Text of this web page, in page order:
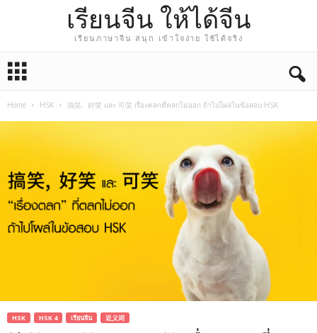
เรียนจีน ให้ได้จีน
เรียนภาษาจีน สนุก เข้าใจง่าย ใช้ได้จริง
Home HSK 搞笑, 好笑 และ 可笑 เรื่องตลกที่ตลกไม่ออก ถ้าไปโผล่ในข้อสอบ HSK
HSK HSK 4 เรียนจีน 近义词